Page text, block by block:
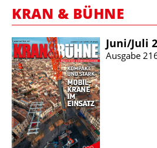
KRAN & BÜHNE
Juni/​Juli
Ausgabe